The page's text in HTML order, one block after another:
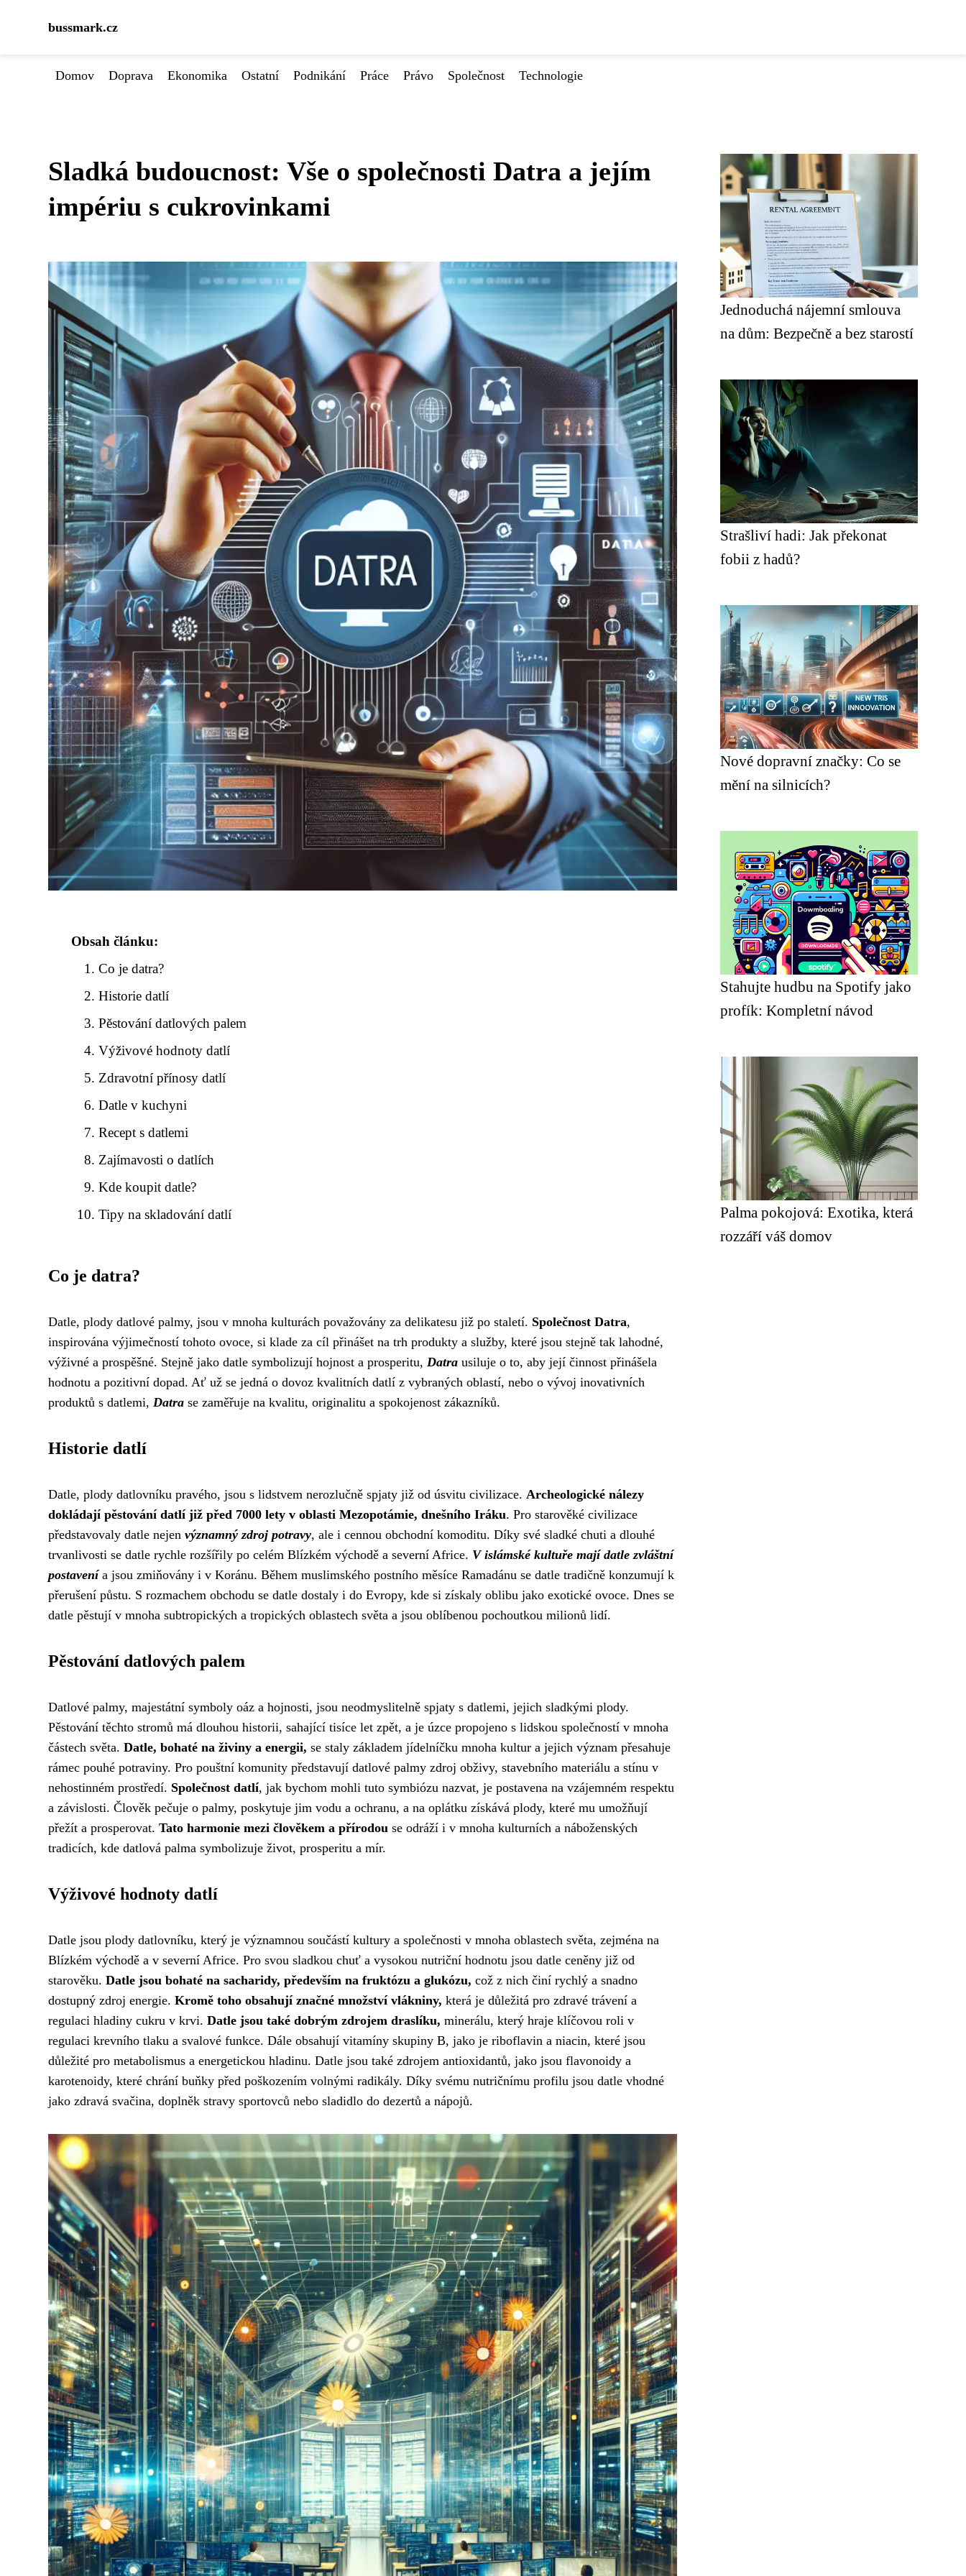
bussmark.cz
Domov Doprava Ekonomika Ostatní Podnikání Práce Právo Společnost Technologie
Sladká budoucnost: Vše o společnosti Datra a jejím
impériu s cukrovinkami
Obsah článku:
Co je datra?
Historie datlí
Pěstování datlových palem
Výživové hodnoty datlí
Zdravotní přínosy datlí
Datle v kuchyni
Recept s datlemi
Zajímavosti o datlích
Kde koupit datle?
Tipy na skladování datlí
Co je datra?
Datle, plody datlové palmy, jsou v mnoha kulturách považovány za delikatesu již po staletí. Společnost Datra,
inspirována výjimečností tohoto ovoce, si klade za cíl přinášet na trh produkty a služby, které jsou stejně tak lahodné,
výživné a prospěšné. Stejně jako datle symbolizují hojnost a prosperitu, Datra usiluje o to, aby její činnost přinášela
hodnotu a pozitivní dopad. Ať už se jedná o dovoz kvalitních datlí z vybraných oblastí, nebo o vývoj inovativních
produktů s datlemi, Datra se zaměřuje na kvalitu, originalitu a spokojenost zákazníků.
Historie datlí
Datle, plody datlovníku pravého, jsou s lidstvem nerozlučně spjaty již od úsvitu civilizace. Archeologické nálezy
dokládají pěstování datlí již před 7000 lety v oblasti Mezopotámie, dnešního Iráku. Pro starověké civilizace
představovaly datle nejen významný zdroj potravy, ale i cennou obchodní komoditu. Díky své sladké chuti a dlouhé
trvanlivosti se datle rychle rozšířily po celém Blízkém východě a severní Africe. V islámské kultuře mají datle zvláštní
postavenía jsou zmiňovány i v Koránu. Během muslimského postního měsíce Ramadánu se datle tradičně konzumují k
přerušení půstu. S rozmachem obchodu se datle dostaly i do Evropy, kde si získaly oblibu jako exotické ovoce. Dnes se
datle pěstují v mnoha subtropických a tropických oblastech světa a jsou oblíbenou pochoutkou milionů lidí.
Pěstování datlových palem
Datlové palmy, majestátní symboly oáz a hojnosti, jsou neodmyslitelně spjaty s datlemi, jejich sladkými plody.
Pěstování těchto stromů má dlouhou historii, sahající tisíce let zpět, a je úzce propojeno s lidskou společností v mnoha
částech světa. Datle, bohaté na živiny a energii, se staly základem jídelníčku mnoha kultur a jejich význam přesahuje
rámec pouhé potraviny. Pro pouštní komunity představují datlové palmy zdroj obživy, stavebního materiálu a stínu v
nehostinném prostředí. Společnost datlí, jak bychom mohli tuto symbiózu nazvat, je postavena na vzájemném respektu
a závislosti. Člověk pečuje o palmy, poskytuje jim vodu a ochranu, a na oplátku získává plody, které mu umožňují
přežít a prosperovat. Tato harmonie mezi člověkem a přírodou se odráží i v mnoha kulturních a náboženských
tradicích, kde datlová palma symbolizuje život, prosperitu a mír.
Výživové hodnoty datlí
Datle jsou plody datlovníku, který je významnou součástí kultury a společnosti v mnoha oblastech světa, zejména na
Blízkém východě a v severní Africe. Pro svou sladkou chuť a vysokou nutriční hodnotu jsou datle ceněny již od
starověku. Datle jsou bohaté na sacharidy, především na fruktózu a glukózu, což z nich činí rychlý a snadno
dostupný zdroj energie. Kromě toho obsahují značné množství vlákniny, která je důležitá pro zdravé trávení a
regulaci hladiny cukru v krvi. Datle jsou také dobrým zdrojem draslíku, minerálu, který hraje klíčovou roli v
regulaci krevního tlaku a svalové funkce. Dále obsahují vitamíny skupiny B, jako je riboflavin a niacin, které jsou
důležité pro metabolismus a energetickou hladinu. Datle jsou také zdrojem antioxidantů, jako jsou flavonoidy a
karotenoidy, které chrání buňky před poškozením volnými radikály. Díky svému nutričnímu profilu jsou datle vhodné
jako zdravá svačina, doplněk stravy sportovců nebo sladidlo do dezertů a nápojů.
Jednoduchá nájemní smlouva
na dům: Bezpečně a bez starostí
Strašliví hadi: Jak překonat
fobii z hadů?
Nové dopravní značky: Co se
mění na silnicích?
Stahujte hudbu na Spotify jako
profík: Kompletní návod
Palma pokojová: Exotika, která
rozzáří váš domov